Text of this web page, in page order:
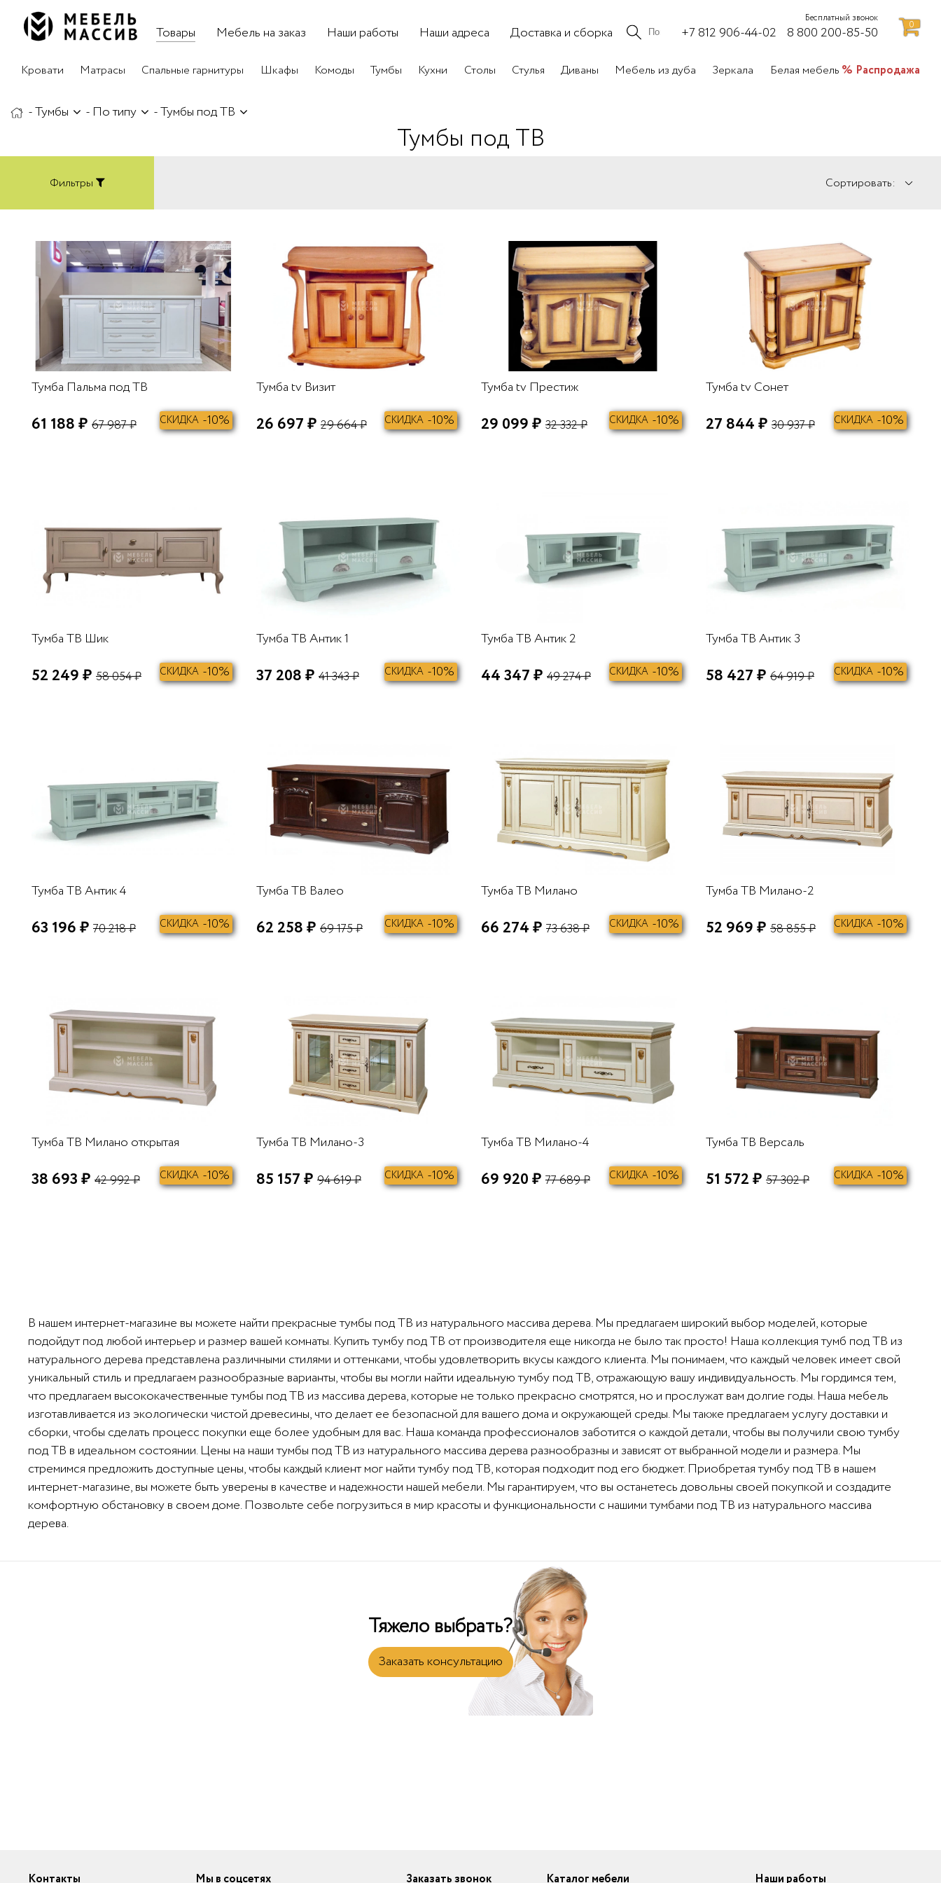
Товары Мебель на заказ Наши работы Наши адреса Доставка и сборка +7 812 906-44-02
Бесплатный звонок
8 800 200-85-50 0
Кровати Матрасы Спальные гарнитуры Шкафы Комоды Тумбы Кухни Столы Стулья Диваны Мебель из дуба Зеркала Белая мебель Распродажа
-Тумбы - По типу -Тумбы под ТВ
Тумбы под ТВ
Фильтры Сортировать:
Тумба Пальма под ТВ
61 188 ₽ 67 987 ₽ СКИДКА -10%
Тумба tv Визит
26 697 ₽ 29 664 ₽ СКИДКА -10%
Тумба tv Престиж
29 099 ₽ 32 332 ₽ СКИДКА -10%
Тумба tv Сонет
27 844 ₽ 30 937 ₽ СКИДКА -10%
Тумба ТВ Шик
52 249 ₽ 58 054 ₽ СКИДКА -10%
Тумба ТВ Антик 1
37 208 ₽ 41 343 ₽ СКИДКА -10%
Тумба ТВ Антик 2
44 347 ₽ 49 274 ₽ СКИДКА -10%
Тумба ТВ Антик 3
58 427 ₽ 64 919 ₽ СКИДКА -10%
Тумба ТВ Антик 4
63 196 ₽ 70 218 ₽ СКИДКА -10%
Тумба ТВ Валео
62 258 ₽ 69 175 ₽ СКИДКА -10%
Тумба ТВ Милано
66 274 ₽ 73 638 ₽ СКИДКА -10%
Тумба ТВ Милано-2
52 969 ₽ 58 855 ₽ СКИДКА -10%
Тумба ТВ Милано открытая
38 693 ₽ 42 992 ₽ СКИДКА -10%
Тумба ТВ Милано-3
85 157 ₽ 94 619 ₽ СКИДКА -10%
Тумба ТВ Милано-4
69 920 ₽ 77 689 ₽ СКИДКА -10%
Тумба ТВ Версаль
51 572 ₽ 57 302 ₽ СКИДКА -10%
В нашем интернет-магазине вы можете найти прекрасные тумбы под ТВ из натурального массива дерева. Мы предлагаем широкий выбор моделей, которые
подойдут под любой интерьер и размер вашей комнаты. Купить тумбу под ТВ от производителя еще никогда не было так просто! Наша коллекция тумб под ТВ из
натурального дерева представлена различными стилями и оттенками, чтобы удовлетворить вкусы каждого клиента. Мы понимаем, что каждый человек имеет свой
уникальный стиль и предлагаем разнообразные варианты, чтобы вы могли найти идеальную тумбу под ТВ, отражающую вашу индивидуальность. Мы гордимся тем,
что предлагаем высококачественные тумбы под ТВ из массива дерева, которые не только прекрасно смотрятся, но и прослужат вам долгие годы. Наша мебель
изготавливается из экологически чистой древесины, что делает ее безопасной для вашего дома и окружающей среды. Мы также предлагаем услугу доставки и
сборки, чтобы сделать процесс покупки еще более удобным для вас. Наша команда профессионалов заботится о каждой детали, чтобы вы получили свою тумбу
под ТВ в идеальном состоянии. Цены на наши тумбы под ТВ из натурального массива дерева разнообразны и зависят от выбранной модели и размера. Мы
стремимся предложить доступные цены, чтобы каждый клиент мог найти тумбу под ТВ, которая подходит под его бюджет. Приобретая тумбу под ТВ в нашем
интернет-магазине, вы можете быть уверены в качестве и надежности нашей мебели. Мы гарантируем, что вы останетесь довольны своей покупкой и создадите
комфортную обстановку в своем доме. Позвольте себе погрузиться в мир красоты и функциональности с нашими тумбами под ТВ из натурального массива
дерева.
Тяжело выбрать?
Заказать консультацию
Контакты Мы в соцсетях Заказать звонок Каталог мебели Наши работы